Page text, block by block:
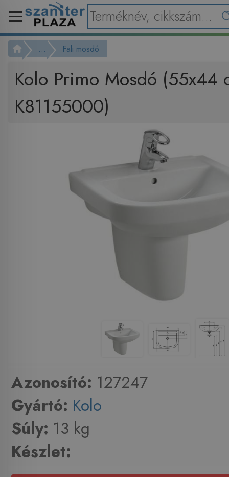
... Fali mosdó
Kolo Primo Mosdó (55x44
K81155000)
Azonosító: 127247
Gyártó: Kolo
Súly: 13 kg
Készlet: